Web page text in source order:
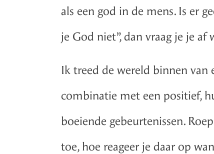
als een god in de mens. Is er
je God niet”, dan vraag je je af
Ik treed de wereld binnen van
combinatie met een positief,
boeiende gebeurtenissen.
toe, hoe reageer je daar op